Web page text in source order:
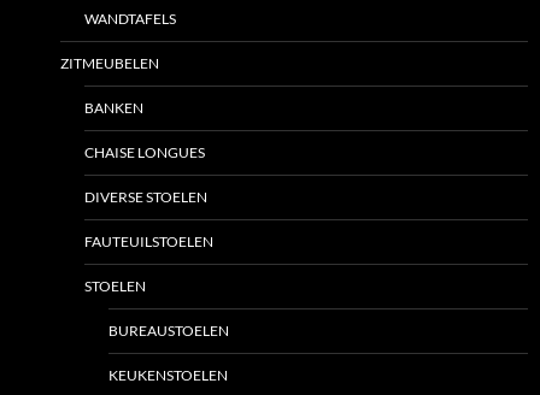
WANDTAFELS
ZITMEUBELEN
BANKEN
CHAISE LONGUES
DIVERSE STOELEN
FAUTEUILSTOELEN
STOELEN
BUREAUSTOELEN
KEUKENSTOELEN